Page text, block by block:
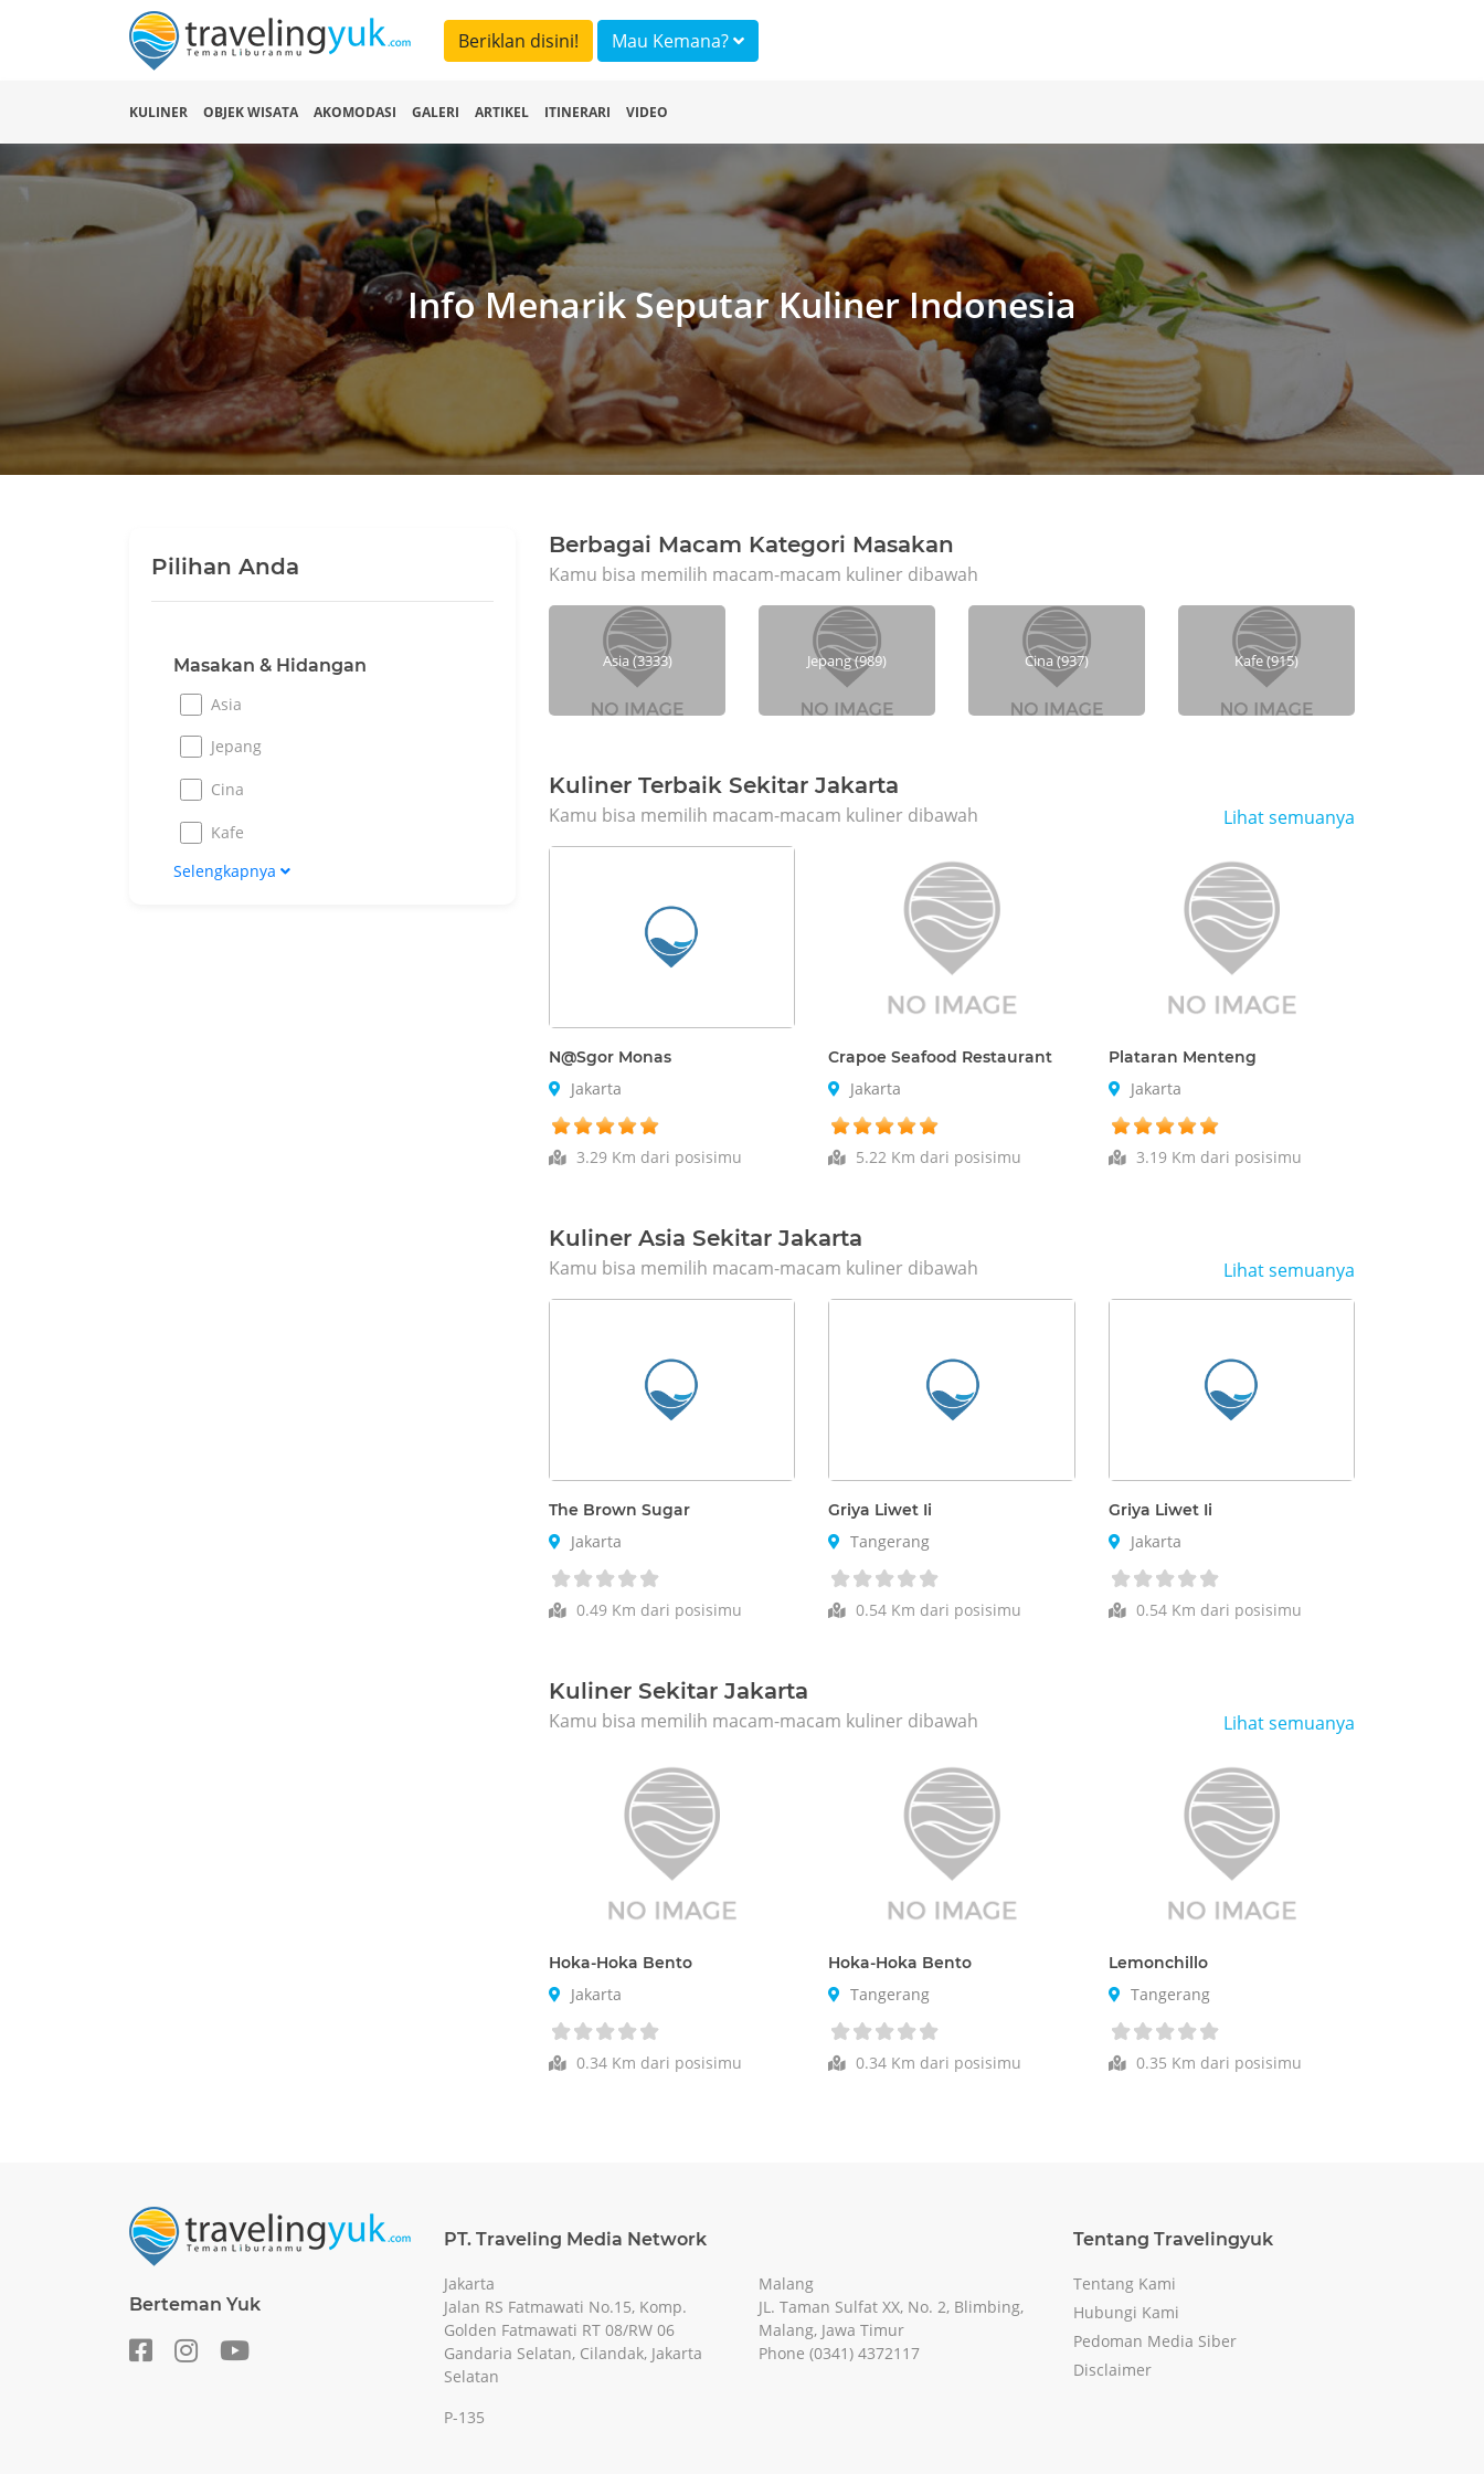
Beriklan disini! Mau Kemana?
KULINER OBJEK WISATA AKOMODASI GALERI ARTIKEL ITINERARI VIDEO
Info Menarik Seputar Kuliner Indonesia
Pilihan Anda
Masakan & Hidangan
Asia
Jepang
Cina
Kafe
Selengkapnya
Berbagai Macam Kategori Masakan
Kamu bisa memilih macam-macam kuliner dibawah
Asia (3333) Jepang (989) Cina (937) Kafe (915)
Kuliner Terbaik Sekitar Jakarta
Kamu bisa memilih macam-macam kuliner dibawah Lihat semuanya
N@Sgor Monas
Jakarta
3.29 Km dari posisimu
Crapoe Seafood Restaurant
Jakarta
5.22 Km dari posisimu
Plataran Menteng
Jakarta
3.19 Km dari posisimu
Kuliner Asia Sekitar Jakarta
Kamu bisa memilih macam-macam kuliner dibawah Lihat semuanya
The Brown Sugar
Jakarta
0.49 Km dari posisimu
Griya Liwet Ii
Tangerang
0.54 Km dari posisimu
Griya Liwet Ii
Jakarta
0.54 Km dari posisimu
Kuliner Sekitar Jakarta
Kamu bisa memilih macam-macam kuliner dibawah Lihat semuanya
Hoka-Hoka Bento
Jakarta
0.34 Km dari posisimu
Hoka-Hoka Bento
Tangerang
0.34 Km dari posisimu
Lemonchillo
Tangerang
0.35 Km dari posisimu
PT. Traveling Media Network Tentang Travelingyuk
Berteman Yuk
Jakarta
Jalan RS Fatmawati No.15, Komp.
Golden Fatmawati RT 08/RW 06
Gandaria Selatan, Cilandak, Jakarta
Selatan
P-135
Malang
JL. Taman Sulfat XX, No. 2, Blimbing,
Malang, Jawa Timur
Phone (0341) 4372117
Tentang Kami
Hubungi Kami
Pedoman Media Siber
Disclaimer